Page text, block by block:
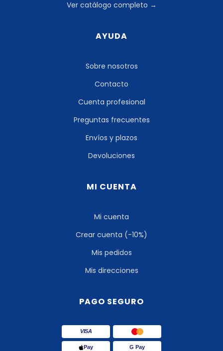
Ver catálogo completo →
AYUDA
Sobre nosotros
Contacto
Cuenta profesional
Preguntas frecuentes
Envíos y plazos
Devoluciones
MI CUENTA
Mi cuenta
Crear cuenta (-10%)
Mis pedidos
Mis direcciones
PAGO SEGURO
VISA
Pay G Pay